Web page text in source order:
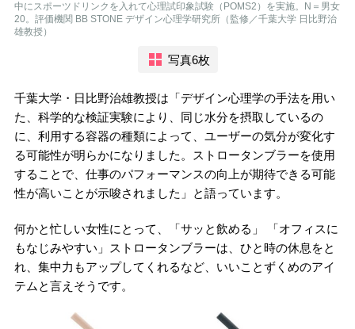
中にスポーツドリンクを入れて心理試印象試験（POMS2）を実施。N＝男女
20。評価機関 BB STONE デザイン心理学研究所（監修／千葉大学 日比野治
雄教授）
写真6枚
千葉大学・日比野治雄教授は「デザイン心理学の手法を用い
た、科学的な検証実験により、同じ水分を摂取しているの
に、利用する容器の種類によって、ユーザーの気分が変化す
る可能性が明らかになりました。ストロータンブラーを使用
することで、仕事のパフォーマンスの向上が期待できる可能
性が高いことが示唆されました」と語っています。
何かと忙しい女性にとって、「サッと飲める」 「オフィスに
もなじみやすい」ストロータンブラーは、ひと時の休息をと
れ、集中力もアップしてくれるなど、いいことずくめのアイ
テムと言えそうです。